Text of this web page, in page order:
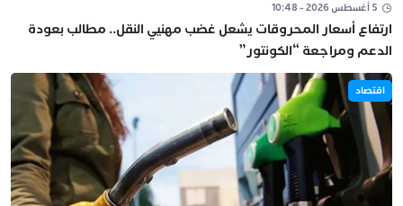
5 أغسطس 2026 - 10:48
ارتفاع أسعار المحروقات يشعل غضب مهنيي النقل.. مطالب بعودة
الدعم ومراجعة “الكونتور”
اقتصاد